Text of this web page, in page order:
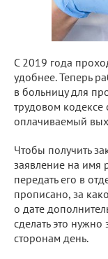
С 2019 года
удобнее. Теперь
в больницу для
трудовом
оплачиваемый
Чтобы получить
заявление на имя
передать его в
прописано, за
о дате
сделать это
сторонам день.